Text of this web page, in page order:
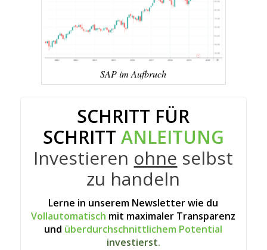
SAP im Aufbruch
SCHRITT FÜR
SCHRITT ANLEITUNG
Investieren ohne selbst
zu handeln
Lerne in unserem Newsletter wie du
Vollautomatisch mit maximaler Transparenz
und überdurchschnittlichem Potential
investierst.